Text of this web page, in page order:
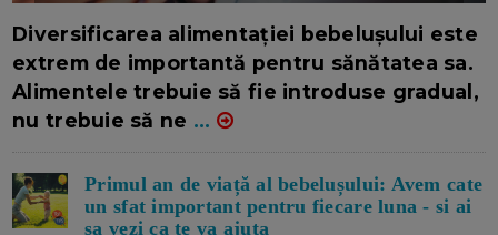
Diversificarea alimentației bebelușului este
extrem de importantă pentru sănătatea sa.
Alimentele trebuie să fie introduse gradual,
nu trebuie să ne ...
Primul an de viață al bebelușului: Avem cate
un sfat important pentru fiecare luna - si ai
sa vezi ca te va ajuta